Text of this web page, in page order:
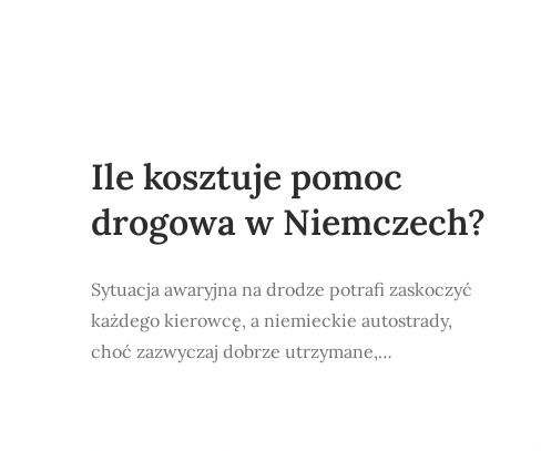
Ile kosztuje pomoc
drogowa w Niemczech?
Sytuacja awaryjna na drodze potrafi zaskoczyć
każdego kierowcę, a niemieckie autostrady,
choć zazwyczaj dobrze utrzymane,…